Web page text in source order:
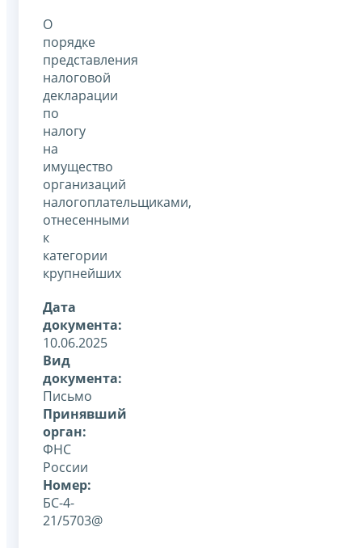
О
порядке
представления
налоговой
декларации
по
налогу
на
имущество
организаций
налогоплательщиками,
отнесенными
к
категории
крупнейших
Дата
документа:
10.06.2025
Вид
документа:
Письмо
Принявший
орган:
ФНС
России
Номер:
БС-4-
21/5703@